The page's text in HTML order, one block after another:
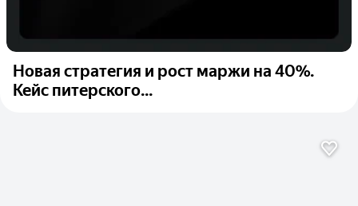
Новая стратегия и рост маржи на 40%.
Кейс питерского...